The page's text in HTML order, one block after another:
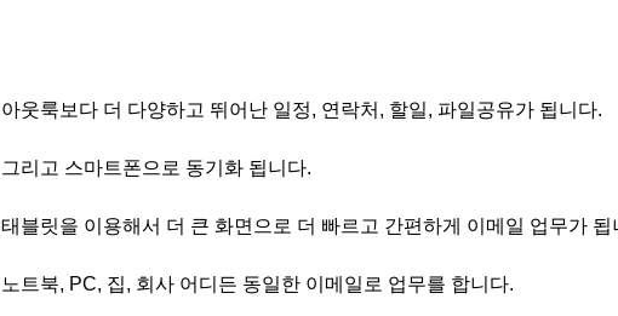
아웃룩보다 더 다양하고 뛰어난 일정, 연락처, 할일, 파일공유가 됩니다.
그리고 스마트폰으로 동기화 됩니다.
태블릿을 이용해서 더 큰 화면으로 더 빠르고 간편하게 이메일 업무가 됩
노트북, PC, 집, 회사 어디든 동일한 이메일로 업무를 합니다.